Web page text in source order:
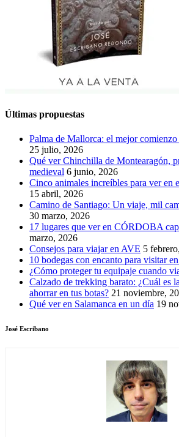
Últimas propuestas
Palma de Mallorca: el mejor
25 julio, 2026
Qué ver Chinchilla de Montearagón,
medieval 6 junio, 2026
Cinco animales increíbles para ver en
15 abril, 2026
Camino de Santiago: Un viaje, mil
30 marzo, 2026
17 lugares que ver en CÓRDOBA
marzo, 2026
Consejos para viajar en AVE 5
10 bodegas con encanto para visitar
¿Cómo proteger tu equipaje cuando
Calzado de trekking barato: ¿Cuál es
ahorrar en tus botas? 21 noviembre,
Qué ver en Salamanca en un día 19
José Escribano